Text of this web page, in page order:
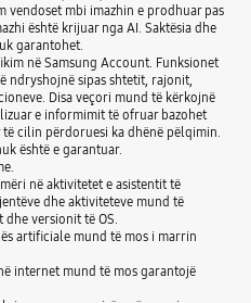
vendoset mbi imazhin e prodhuar pas
është krijuar nga AI. Saktësia dhe
garantohet.
në Samsung Account. Funksionet
ndryshojnë sipas shtetit, rajonit,
Disa veçori mund të kërkojnë
e informimit të ofruar bazohet
cilin përdoruesi ka dhënë pëlqimin.
është e garantuar.
në aktivitetet e asistentit të
dhe aktiviteteve mund të
versionit të OS.
artificiale mund të mos i marrin
internet mund të mos garantojë